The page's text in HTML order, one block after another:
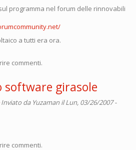
programma nel forum delle rinnovabili
a tutti era ora.
commenti.
girasole
Inviato da Yuzaman il Lun, 03/26/2007 -
commenti.